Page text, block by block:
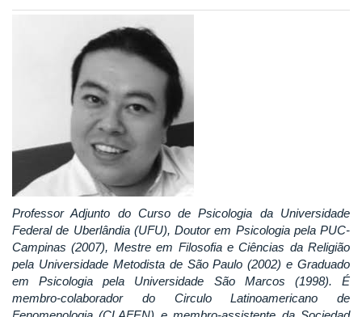
Professor Adjunto do Curso de Psicologia da Universidade
Federal de Uberlândia (UFU), Doutor em Psicologia pela PUC-
Campinas (2007), Mestre em Filosofia e Ciências da Religião
pela Universidade Metodista de São Paulo (2002) e Graduado
em Psicologia pela Universidade São Marcos (1998). É
membro-colaborador do Circulo Latinoamericano de